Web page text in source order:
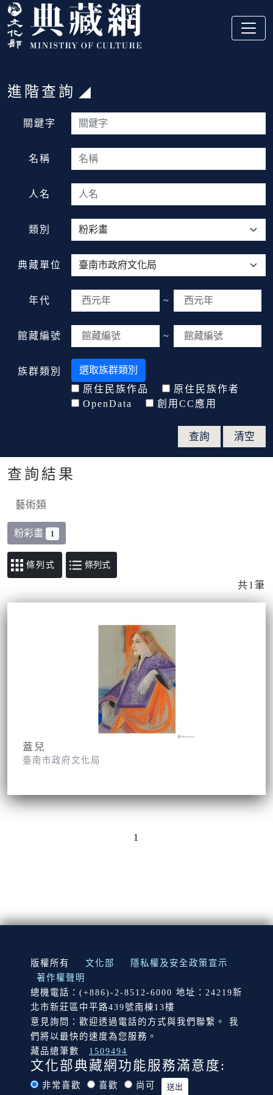
跳到主要內容
:::
:::
進階查詢
關鍵字
名稱
人名
類別
典藏單位
年代 ~
館藏編號 ~
族群類別
選取族群類別
原住民族作品
原住民族作者
OpenData
創用CC應用
查詢結果
藝術類
粉彩畫 1
條列式
共1筆
蓋兒
臺南市政府文化局
1
:::
版權所有 文化部
隱私權及安全政策宣示
著作權聲明
總機電話：(+886)-2-8512-6000 地址：24219新
北市新莊區中平路439號南棟13樓
意見詢問：歡迎透過電話的方式與我們聯繫。 我
們將以最快的速度為您服務。
藏品總筆數
1509494
文化部典藏網功能服務滿意度:
非常喜歡 喜歡 尚可